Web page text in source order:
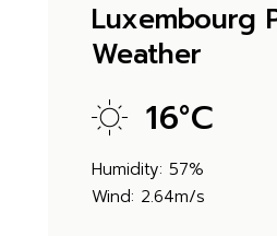
Luxembourg
Weather
16°C
Humidity: 57%
Wind: 2.64m/s